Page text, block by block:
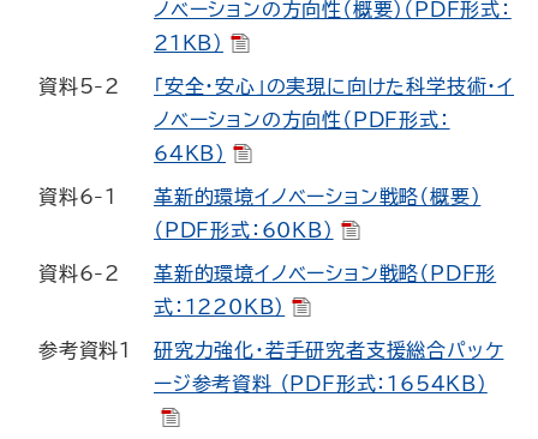
ノベーションの方向性（概要）（PDF形式：
21KB）
資料5-2
「安全・安心」の実現に向けた科学技術・イ
ノベーションの方向性（PDF形式：
64KB）
資料6-1
革新的環境イノベーション戦略（概要）
（PDF形式：60KB）
資料6-2
革新的環境イノベーション戦略（PDF形
式：1220KB）
参考資料1
研究力強化・若手研究者支援総合パッケ
ージ参考資料 （PDF形式：1654KB）